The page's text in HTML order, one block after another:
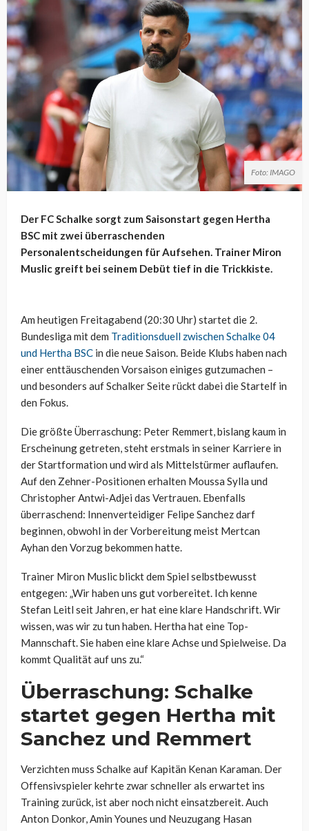
Foto: IMAGO
Der FC Schalke sorgt zum Saisonstart gegen Hertha
BSC mit zwei überraschenden
Personalentscheidungen für Aufsehen. Trainer Miron
Muslic greift bei seinem Debüt tief in die Trickkiste.
Am heutigen Freitagabend (20:30 Uhr) startet die 2.
Bundesliga mit dem Traditionsduell zwischen Schalke 04
und Hertha BSC in die neue Saison. Beide Klubs haben nach
einer enttäuschenden Vorsaison einiges gutzumachen –
und besonders auf Schalker Seite rückt dabei die Startelf in
den Fokus.
Die größte Überraschung: Peter Remmert, bislang kaum in
Erscheinung getreten, steht erstmals in seiner Karriere in
der Startformation und wird als Mittelstürmer auflaufen.
Auf den Zehner-Positionen erhalten Moussa Sylla und
Christopher Antwi-Adjei das Vertrauen. Ebenfalls
überraschend: Innenverteidiger Felipe Sanchez darf
beginnen, obwohl in der Vorbereitung meist Mertcan
Ayhan den Vorzug bekommen hatte.
Trainer Miron Muslic blickt dem Spiel selbstbewusst
entgegen: „Wir haben uns gut vorbereitet. Ich kenne
Stefan Leitl seit Jahren, er hat eine klare Handschrift. Wir
wissen, was wir zu tun haben. Hertha hat eine Top-
Mannschaft. Sie haben eine klare Achse und Spielweise. Da
kommt Qualität auf uns zu.“
Überraschung: Schalke
startet gegen Hertha mit
Sanchez und Remmert
Verzichten muss Schalke auf Kapitän Kenan Karaman. Der
Offensivspieler kehrte zwar schneller als erwartet ins
Training zurück, ist aber noch nicht einsatzbereit. Auch
Anton Donkor, Amin Younes und Neuzugang Hasan